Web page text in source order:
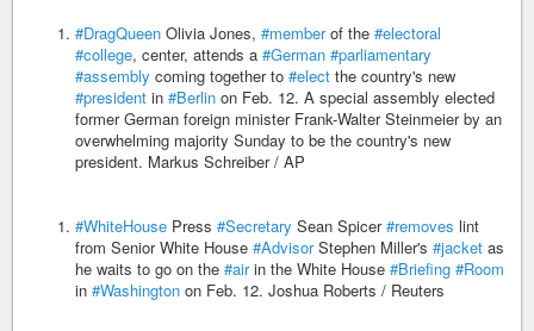
#DragQueen Olivia Jones, #memberof the #electoral
#college, center, attends a #German #parliamentary
#assembly coming together to #elect the country's new
#president in #Berlin on Feb. 12. A special assembly elected
former German foreign minister Frank-Walter Steinmeier by an
overwhelming majority Sunday to be the country's new
president. Markus Schreiber / AP
#WhiteHouse Press #Secretary Sean Spicer#removes lint
from Senior White House #AdvisorStephen Miller's #jacket as
he waits to go on the #airin the White House #Briefing #Room
in #Washington on Feb. 12. Joshua Roberts / Reuters